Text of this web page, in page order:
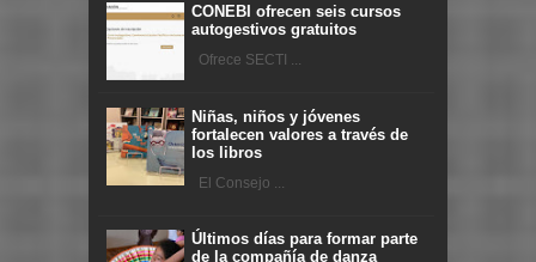
CONEBI ofrecen seis cursos
autogestivos gratuitos
Ofrece SECTI ...
Niñas, niños y jóvenes
fortalecen valores a través de
los libros
El Consejo ...
Últimos días para formar parte
de la compañía de danza